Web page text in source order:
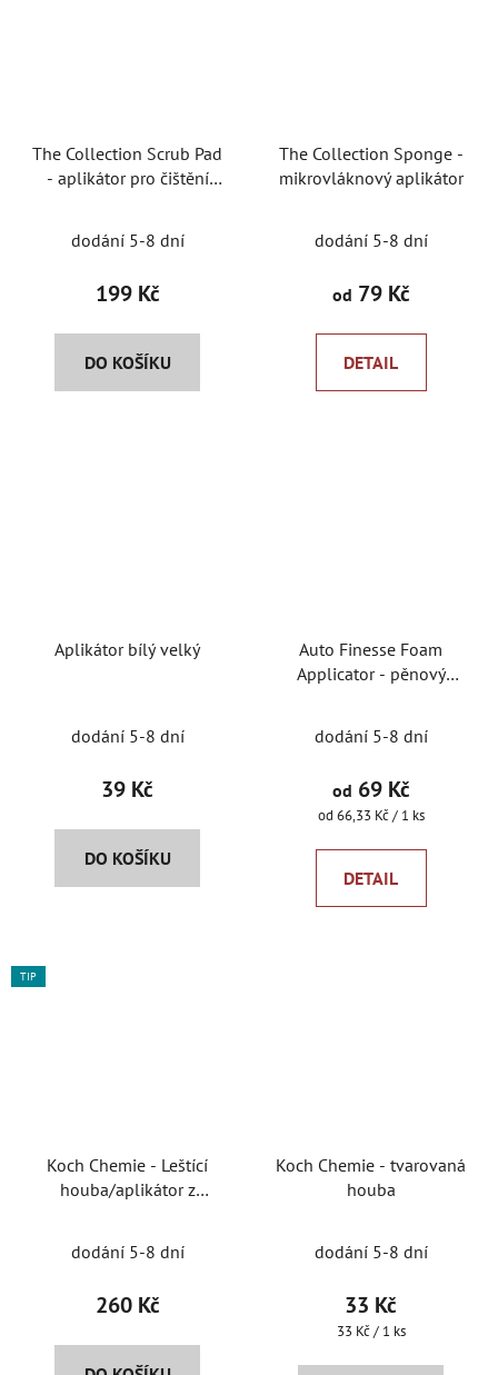
The Collection Scrub Pad
- aplikátor pro čištění
dodání 5-8 dní
199 Kč
DO KOŠÍKU
The Collection Sponge -
mikrovláknový aplikátor
dodání 5-8 dní
od 79 Kč
DETAIL
Aplikátor bílý velký
dodání 5-8 dní
39 Kč
DO KOŠÍKU
Auto Finesse Foam
Applicator - pěnový
dodání 5-8 dní
od 69 Kč
Měrná
od 66,33 Kč / 1 ks
DETAIL
TIP
Koch Chemie - Leštící
houba/aplikátor z
dodání 5-8 dní
260 Kč
Koch Chemie - tvarovaná
houba
dodání 5-8 dní
33 Kč
Měrná
33 Kč / 1 ks